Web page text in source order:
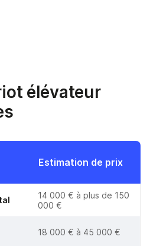
élévateur
Estimation de prix
14 000 € à plus de 150
000 €
18 000 € à 45 000 €